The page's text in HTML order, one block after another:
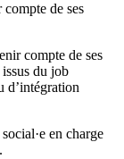
de ses
compte de ses
du job
d’intégration
en charge